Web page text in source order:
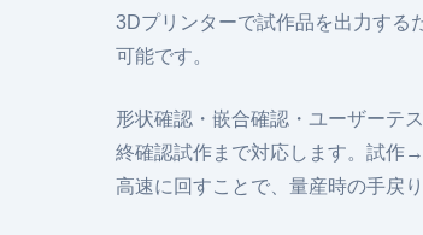
3Dプリンターで試作品を出力する
可能です。
形状確認・嵌合確認・ユーザーテ
終確認試作まで対応します。試作
高速に回すことで、量産時の手戻り